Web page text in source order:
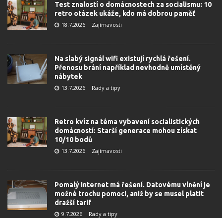
Test znalostí o domácnostech za socialismu: 10
retro otázek ukáže, kdo má dobrou paměť
18.7.2026 Zajímavosti
Na slabý signál wifi existují rychlá řešení.
Přenosu brání například nevhodně umístěný
nábytek
13.7.2026 Rady a tipy
Retro kvíz na téma vybavení socialistických
domácností: Starší generace mohou získat
10/10 bodů
13.7.2026 Zajímavosti
Pomalý internet má řešení. Datovému vlnění je
možné trochu pomoci, aniž by se musel platit
dražší tarif
9.7.2026 Rady a tipy